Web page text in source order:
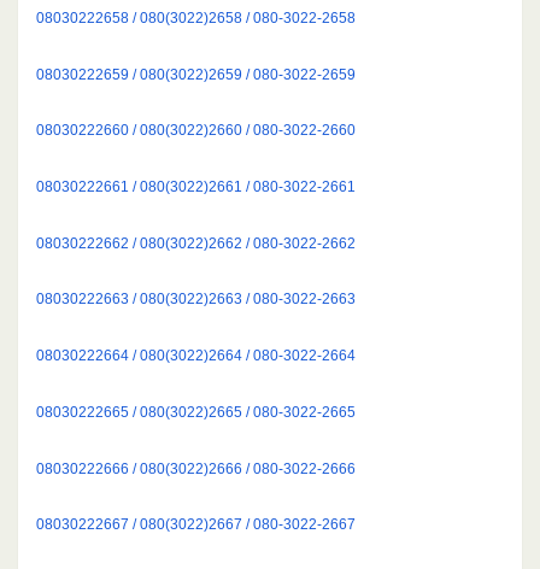
08030222658 / 080(3022)2658 / 080-3022-2658
08030222659 / 080(3022)2659 / 080-3022-2659
08030222660 / 080(3022)2660 / 080-3022-2660
08030222661 / 080(3022)2661 / 080-3022-2661
08030222662 / 080(3022)2662 / 080-3022-2662
08030222663 / 080(3022)2663 / 080-3022-2663
08030222664 / 080(3022)2664 / 080-3022-2664
08030222665 / 080(3022)2665 / 080-3022-2665
08030222666 / 080(3022)2666 / 080-3022-2666
08030222667 / 080(3022)2667 / 080-3022-2667